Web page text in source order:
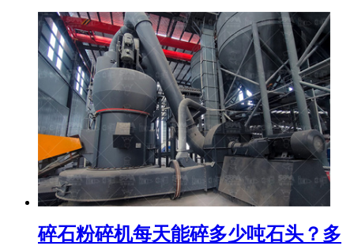
碎石粉碎机每天能碎多少吨石头？多